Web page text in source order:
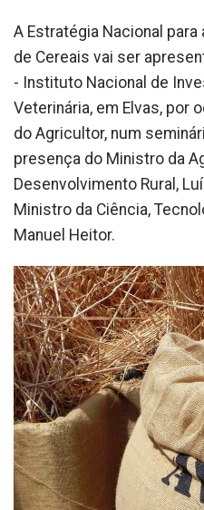
A Estratégia Nacional
de Cereais vai ser
- Instituto Nacional de
Veterinária, em Elvas, por
do Agricultor, num
presença do Ministro da
Desenvolvimento Rural,
Ministro da Ciência,
Manuel Heitor.